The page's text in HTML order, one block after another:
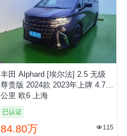
丰田 Alphard [埃尔法] 2.5 无级
尊贵版 2024款 2023年上牌 4.7万
公里 欧6 上海
已认证
84.80万  115